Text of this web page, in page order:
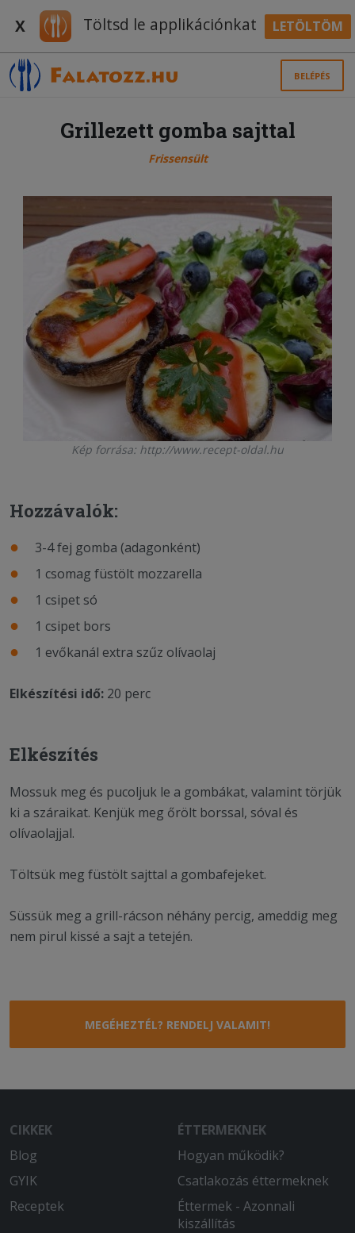
X Töltsd le applikációnkat LETÖLTÖM
BELÉPÉS
Grillezett gomba sajttal
Frissensült
Kép forrása: http://www.recept-oldal.hu
Hozzávalók:
3-4 fej gomba (adagonként)
1 csomag füstölt mozzarella
1 csipet só
1 csipet bors
1 evőkanál extra szűz olívaolaj
Elkészítési idő: 20 perc
Elkészítés
Mossuk meg és pucoljuk le a gombákat, valamint törjük
ki a száraikat. Kenjük meg őrölt borssal, sóval és
olívaolajjal.
Töltsük meg füstölt sajttal a gombafejeket.
Süssük meg a grill-rácson néhány percig, ameddig meg
nem pirul kissé a sajt a tetején.
MEGÉHEZTÉL? RENDELJ VALAMIT!
CIKKEK
Blog
GYIK
Receptek
ÉTTERMEKNEK
Hogyan működik?
Csatlakozás éttermeknek
Éttermek - Azonnali
kiszállítás